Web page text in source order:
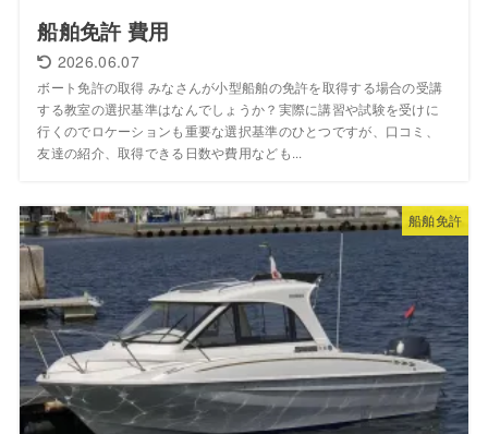
船舶免許 費用
2026.06.07
ボート免許の取得 みなさんが小型船舶の免許を取得する場合の受講
する教室の選択基準はなんでしょうか？実際に講習や試験を受けに
行くのでロケーションも重要な選択基準のひとつですが、口コミ、
友達の紹介、取得できる日数や費用なども...
船舶免許